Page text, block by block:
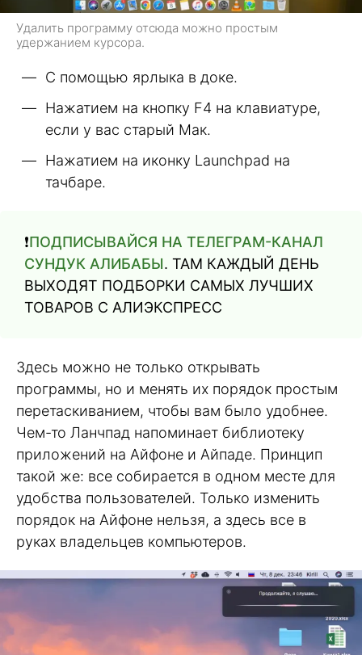
Удалить программу отсюда можно простым
удержанием курсора.
С помощью ярлыка в доке.
Нажатием на кнопку F4 на клавиатуре,
если у вас старый Мак.
Нажатием на иконку Launchpad на
тачбаре.
❗️ПОДПИСЫВАЙСЯ НА ТЕЛЕГРАМ-КАНАЛ
СУНДУК АЛИБАБЫ. ТАМ КАЖДЫЙ ДЕНЬ
ВЫХОДЯТ ПОДБОРКИ САМЫХ ЛУЧШИХ
ТОВАРОВ С АЛИЭКСПРЕСС
Здесь можно не только открывать
программы, но и менять их порядок простым
перетаскиванием, чтобы вам было удобнее.
Чем-то Ланчпад напоминает библиотеку
приложений на Айфоне и Айпаде. Принцип
такой же: все собирается в одном месте для
удобства пользователей. Только изменить
порядок на Айфоне нельзя, а здесь все в
руках владельцев компьютеров.